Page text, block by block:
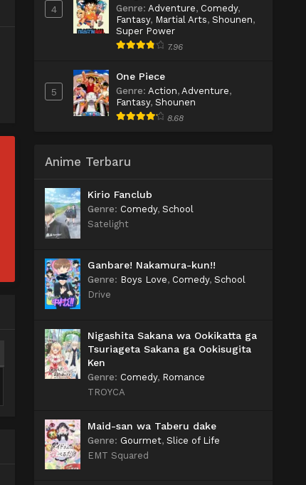
4 Genre: Adventure, Comedy,
Fantasy, Martial Arts, Shounen,
Super Power
7.96
5
One Piece
Genre: Action, Adventure,
Fantasy, Shounen
8.68
Anime Terbaru
Kirio Fanclub
Genre: Comedy, School
Satelight
Ganbare! Nakamura-kun!!
Genre: Boys Love, Comedy, School
Drive
Nigashita Sakana wa Ookikatta ga
Tsuriageta Sakana ga Ookisugita
Ken
Genre: Comedy, Romance
TROYCA
Maid-san wa Taberu dake
Genre: Gourmet, Slice of Life
EMT Squared